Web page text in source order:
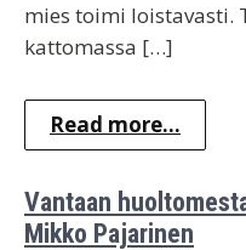
mies toimi loistavasti.
kattomassa […]
Read more...
Vantaan
Mikko Pajarinen